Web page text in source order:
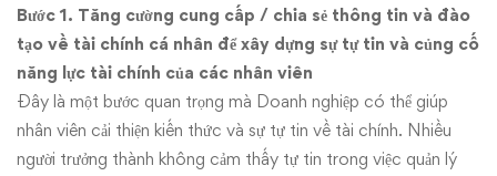
Bước 1. Tăng cường cung cấp / chia sẻ thông tin và đào
tạo về tài chính cá nhân để xây dựng sự tự tin và củng cố
năng lực tài chính của các nhân viên
Đây là một bước quan trọng mà Doanh nghiệp có thể giúp
nhân viên cải thiện kiến thức và sự tự tin về tài chính. Nhiều
người trưởng thành không cảm thấy tự tin trong việc quản lý